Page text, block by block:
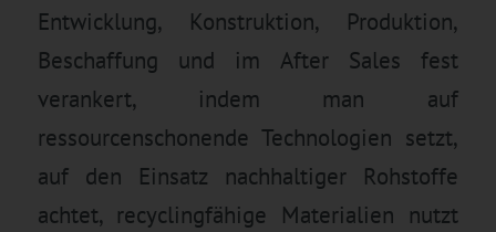
Entwicklung, Konstruktion, Produktion,
Beschaffung und im After Sales fest
verankert, indem man auf
ressourcenschonende Technologien setzt,
auf den Einsatz nachhaltiger Rohstoffe
achtet, recyclingfähige Materialien nutzt